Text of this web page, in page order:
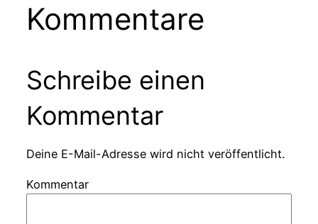
Kommentare
Schreibe einen
Kommentar
Deine E-Mail-Adresse wird nicht veröffentlicht.
Kommentar